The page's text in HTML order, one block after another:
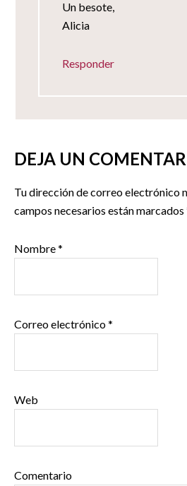
Un besote,
Alicia
Responder
DEJA UN
Tu dirección de correo electrónico
campos necesarios están marcados
Nombre*
Correo electrónico*
Web
Comentario